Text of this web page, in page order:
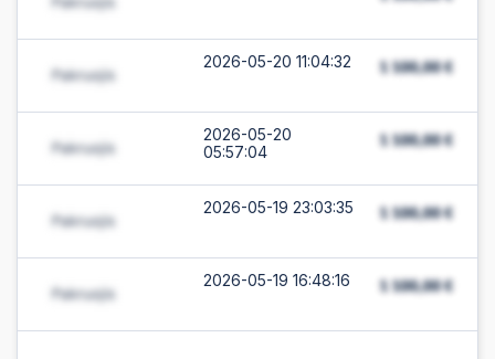
2026-05-20 11:04:32
2026-05-20
05:57:04
2026-05-19 23:03:35
2026-05-19 16:48:16